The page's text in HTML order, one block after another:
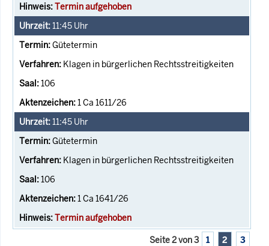
Termin aufgehoben
11:45 Uhr
Gütetermin
Klagen in bürgerlichen Rechtsstreitigkeiten
106
1 Ca 1611/26
11:45 Uhr
Gütetermin
Klagen in bürgerlichen Rechtsstreitigkeiten
106
1 Ca 1641/26
Termin aufgehoben
Seite 2 von 3 1 2 3